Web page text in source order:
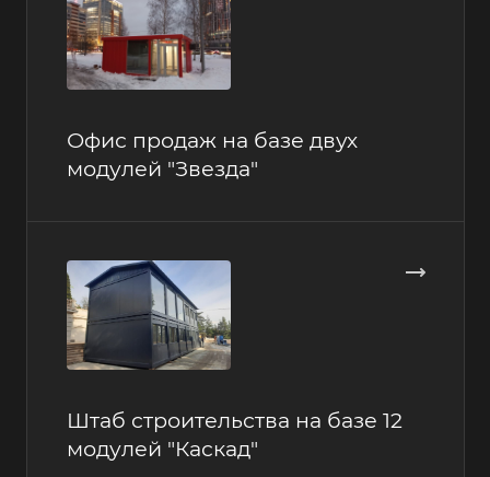
Офис продаж на базе двух
модулей "Звезда"
Штаб строительства на базе 12
модулей "Каскад"